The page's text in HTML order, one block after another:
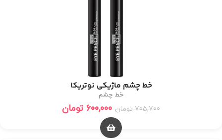
خط چشم ماژیکی نوتریکا
خط چشم
705,700 تومان 600,000 تومان